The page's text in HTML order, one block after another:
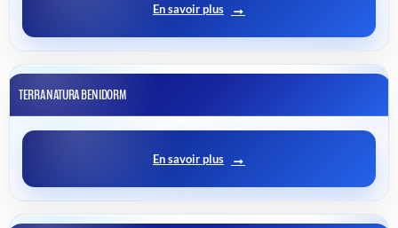
En savoir plus
TERRA NATURA BENIDORM
En savoir plus